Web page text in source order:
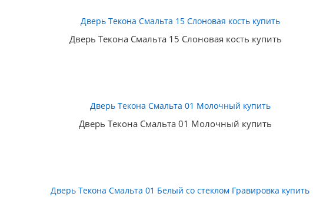
Дверь Текона Смальта 15 Слоновая кость купить
Дверь Текона Смальта 01 Молочный купить